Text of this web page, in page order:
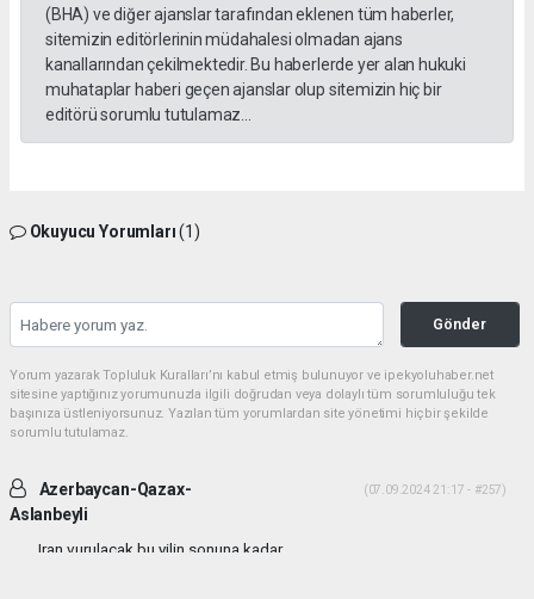
(BHA) ve diğer ajanslar tarafından eklenen tüm haberler,
sitemizin editörlerinin müdahalesi olmadan ajans
kanallarından çekilmektedir. Bu haberlerde yer alan hukuki
muhataplar haberi geçen ajanslar olup sitemizin hiç bir
editörü sorumlu tutulamaz...
Okuyucu Yorumları(1)
Gönder
Yorum yazarak Topluluk Kuralları’nı kabul etmiş bulunuyor ve ipekyoluhaber.net
sitesine yaptığınız yorumunuzla ilgili doğrudan veya dolaylı tüm sorumluluğu tek
başınıza üstleniyorsunuz. Yazılan tüm yorumlardan site yönetimi hiçbir şekilde
sorumlu tutulamaz.
Azerbaycan-Qazax-
Aslanbeyli
(07.09.2024 21:17 - #257)
Iran vurulacak bu yilin sonuna kadar...